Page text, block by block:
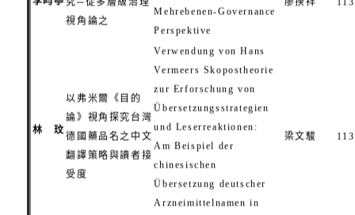
視角論之
Mehrebenen-Governance
Perspektive
林 玟
以弗米爾《目的
論》視角探究台灣
德國藥品名之中文
翻譯策略與讀者接
受度
Verwendung von Hans
Vermeers Skopostheorie
zur Erforschung von
Übersetzungsstrategien
und Leserreaktionen:
Am Beispiel der
chinesischen
Übersetzung deutscher
Arzneimittelnamen in
梁文駿 113